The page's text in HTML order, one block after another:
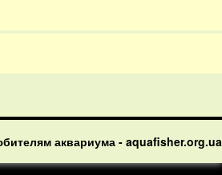
аквариума - aquafisher.org.ua